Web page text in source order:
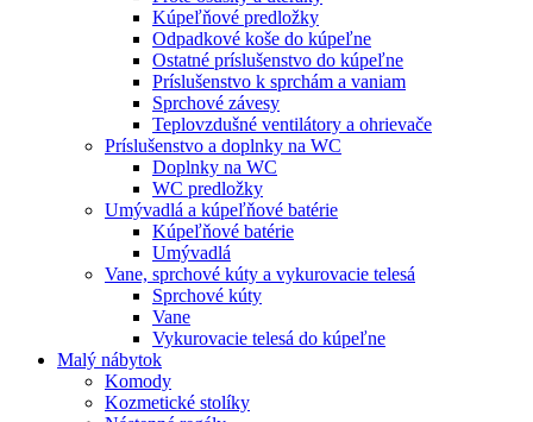
Kúpeľňové predložky
Odpadkové koše do kúpeľne
Ostatné príslušenstvo do kúpeľne
Príslušenstvo k sprchám a vaniam
Sprchové závesy
Teplovzdušné ventilátory a ohrievače
Príslušenstvo a doplnky na WC
Doplnky na WC
WC predložky
Umývadlá a kúpeľňové batérie
Kúpeľňové batérie
Umývadlá
Vane, sprchové kúty a vykurovacie telesá
Sprchové kúty
Vane
Vykurovacie telesá do kúpeľne
Malý nábytok
Komody
Kozmetické stolíky